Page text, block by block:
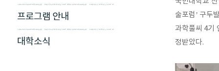
프로그램 안내
대학소식
술포럼’ 구두
과학풀씨 4기
정받았다.